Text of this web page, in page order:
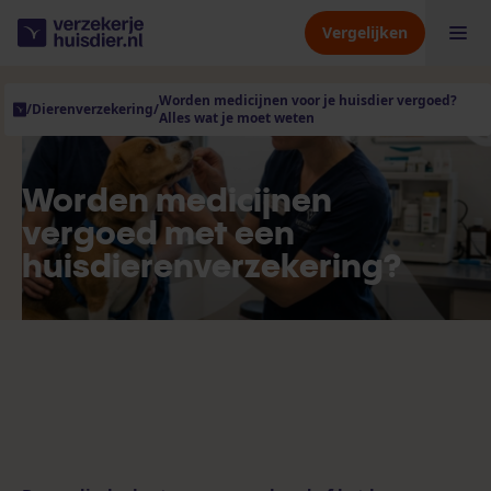
Vergelijken
/Dierenverzekering/Worden medicijnen voor je huisdier vergoed?
Alles wat je moet weten
Hondenverzekering
Kattenverzekering
Dierenverzekering
Worden medicijnen
vergoed met een
huisdierenverzekering?